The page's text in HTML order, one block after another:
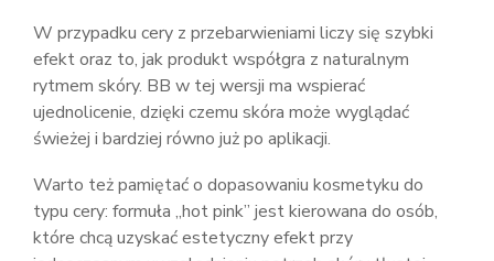
W przypadku cery z przebarwieniami liczy się szybki
efekt oraz to, jak produkt współgra z naturalnym
rytmem skóry. BB w tej wersji ma wspierać
ujednolicenie, dzięki czemu skóra może wyglądać
świeżej i bardziej równo już po aplikacji.
Warto też pamiętać o dopasowaniu kosmetyku do
typu cery: formuła „hot pink” jest kierowana do osób,
które chcą uzyskać estetyczny efekt przy